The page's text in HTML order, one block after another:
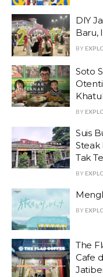
DIY
Baru,
BY
Soto
BY
Suis
Steak
Tak
BY
BY
The
Cafe